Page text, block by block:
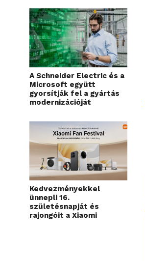
A Schneider Electric és a
Microsoft együtt
gyorsítják fel a gyártás
modernizációját
Kedvezményekkel
ünnepli 16.
születésnapját és
rajongóit a Xiaomi